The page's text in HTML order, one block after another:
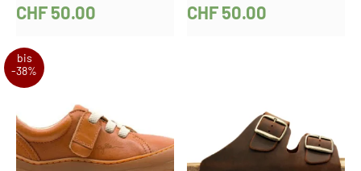
CHF50.00
CHF50.00
bis
-38%